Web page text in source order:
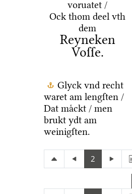
voruatet /
Ock thom deel vth
dem
Reyneken
Voſſe.
Glyck vnd recht
waret am lengſten /
Dat maͤckt / men
brukt ydt am
weinigſten.
2